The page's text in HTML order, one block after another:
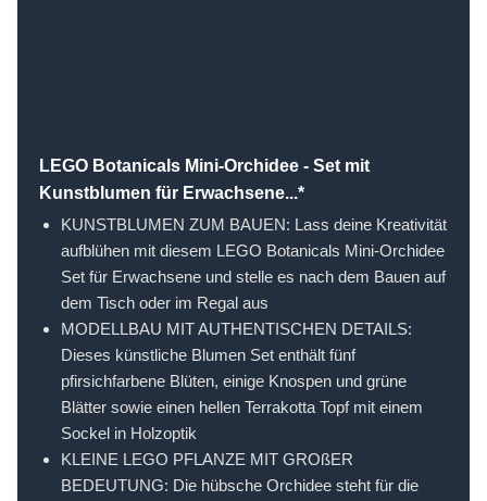
LEGO Botanicals Mini-Orchidee - Set mit
Kunstblumen für Erwachsene...*
KUNSTBLUMEN ZUM BAUEN: Lass deine Kreativität
aufblühen mit diesem LEGO Botanicals Mini-Orchidee
Set für Erwachsene und stelle es nach dem Bauen auf
dem Tisch oder im Regal aus
MODELLBAU MIT AUTHENTISCHEN DETAILS:
Dieses künstliche Blumen Set enthält fünf
pfirsichfarbene Blüten, einige Knospen und grüne
Blätter sowie einen hellen Terrakotta Topf mit einem
Sockel in Holzoptik
KLEINE LEGO PFLANZE MIT GROßER
BEDEUTUNG: Die hübsche Orchidee steht für die